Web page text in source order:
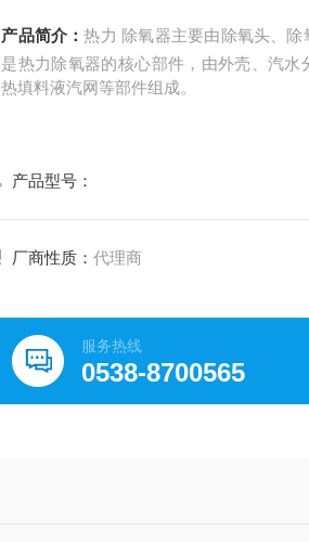
产品简介：热力 除氧器主要由除氧头、
是热力除氧器的核心部件，由外壳、汽
热填料液汽网等部件组成。
产品型号：
厂商性质：代理商
服务热线
0538-8700565